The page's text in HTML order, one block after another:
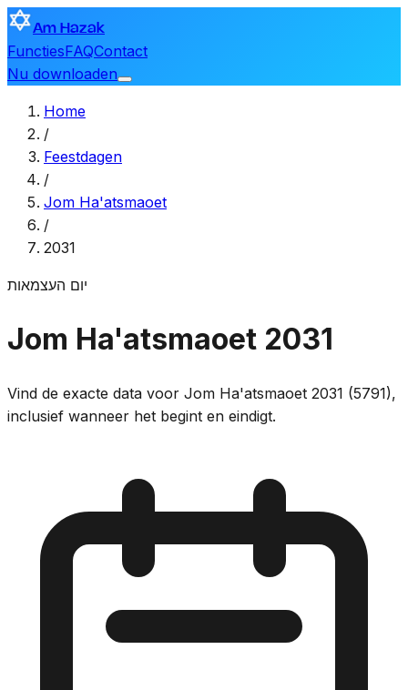
Am Hazak
FunctiesFAQContact
Nu downloaden
Home
/
Feestdagen
/
Jom Ha'atsmaoet
/
2031
יום העצמאות
Jom Ha'atsmaoet 2031
Vind de exacte data voor Jom Ha'atsmaoet 2031 (5791),
inclusief wanneer het begint en eindigt.